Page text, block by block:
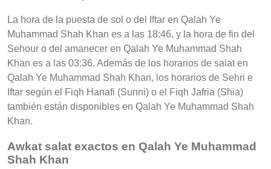
La hora de la puesta de sol o del Iftar en Qalah Ye
Muhammad Shah Khan es a las 18:46, y la hora de fin del
Sehour o del amanecer en Qalah Ye Muhammad Shah
Khan es a las 03:36. Además de los horarios de salat en
Qalah Ye Muhammad Shah Khan, los horarios de Sehri e
Iftar según el Fiqh Hanafi (Sunni) o el Fiqh Jafria (Shia)
también están disponibles en Qalah Ye Muhammad Shah
Khan.
Awkat salat exactos en Qalah Ye Muhammad
Shah Khan